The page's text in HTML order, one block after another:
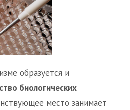
образуется и
биологических
место занимает